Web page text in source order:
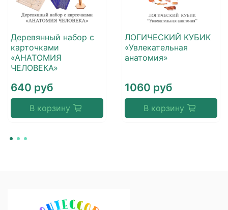
Деревянный набор с
карточками
«АНАТОМИЯ
ЧЕЛОВЕКА»
640 руб
В корзину
ЛОГИЧЕСКИЙ КУБИК
«Увлекательная
анатомия»
1060 руб
В корзину